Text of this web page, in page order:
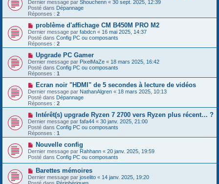
a
g
e
u
m
e
a
g
e
u
v
e
a
u
m
e
s
s
a
g
e
Dernier message par Shouchenn « 30 sept. 2025, 12:39
Posté dans Dépannage
Réponses : 2
N
o
u
v
e
a
m
e
s
s
a
g
e
problème d'affichage CM B450M PRO M2
Dernier message par fabdcn « 16 mai 2025, 14:37
Posté dans Config PC ou composants
Réponses : 2
N
o
u
v
e
a
u
m
e
s
s
a
g
e
Upgrade PC Gamer
Dernier message par PixelMaZe « 18 mars 2025, 16:42
Posté dans Config PC ou composants
Réponses : 1
N
o
u
v
e
a
u
m
e
s
s
a
g
e
Ecran noir "HDMI" de 5 secondes à lecture de vidéos
Dernier message par NathanAlgren « 18 mars 2025, 10:13
Posté dans Dépannage
Réponses : 2
N
o
u
v
e
a
u
m
e
s
a
Intérêt(s) upgrade Ryzen 7 2700 vers Ryzen plus récent… ?
Dernier message par fafa44 « 30 janv. 2025, 21:00
Posté dans Config PC ou composants
Réponses : 1
N
o
u
v
e
a
u
Nouvelle config
Dernier message par Rahhann « 20 janv. 2025, 19:59
Posté dans Config PC ou composants
N
o
u
Barettes mémoires
Dernier message par joselito « 14 janv. 2025, 19:20
Posté dans Périphériques